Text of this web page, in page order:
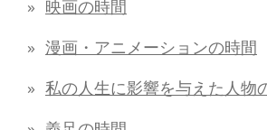
映画の時間
漫画・アニメーションの時間
私の人生に影響を与えた人物